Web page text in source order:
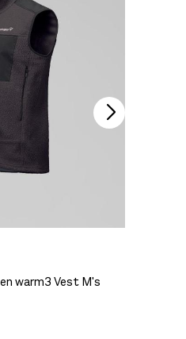
warm3 Vest M's